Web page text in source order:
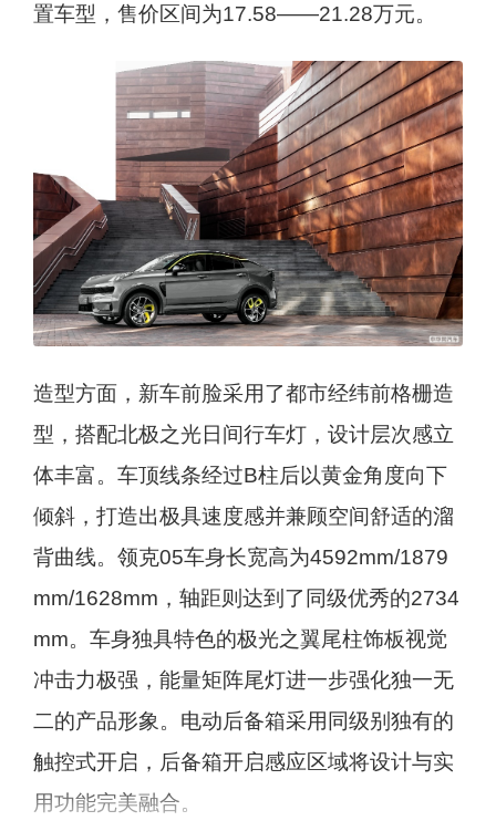
置车型，售价区间为17.58——21.28万元。
造型方面，新车前脸采用了都市经纬前格栅造
型，搭配北极之光日间行车灯，设计层次感立
体丰富。车顶线条经过B柱后以黄金角度向下
倾斜，打造出极具速度感并兼顾空间舒适的溜
背曲线。领克05车身长宽高为4592mm/1879
mm/1628mm，轴距则达到了同级优秀的2734
mm。车身独具特色的极光之翼尾柱饰板视觉
冲击力极强，能量矩阵尾灯进一步强化独一无
二的产品形象。电动后备箱采用同级别独有的
触控式开启，后备箱开启感应区域将设计与实
用功能完美融合。